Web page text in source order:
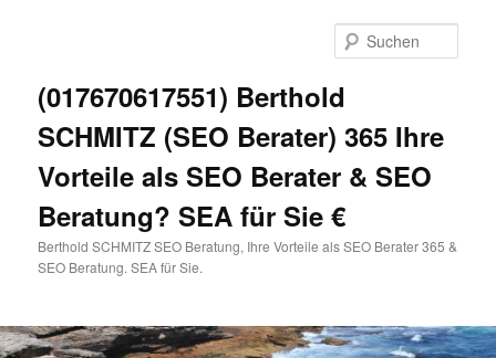
(017670617551) Berthold
SCHMITZ (SEO Berater) 365 Ihre
Vorteile als SEO Berater & SEO
Beratung? SEA für Sie €
Berthold SCHMITZ SEO Beratung, Ihre Vorteile als SEO Berater 365 &
SEO Beratung. SEA für Sie.